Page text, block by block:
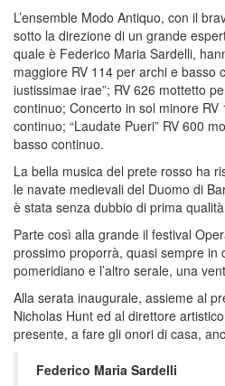
L’ensemble Modo Antiquo, con il
sotto la direzione di un grande
quale è Federico Maria Sardelli,
maggiore RV 114 per archi e basso
iustissimae irae”; RV 626 mottetto
continuo; Concerto in sol minore RV
continuo; “Laudate Pueri” RV 600
basso continuo.
La bella musica del prete rosso ha
le navate medievali del Duomo di
è stata senza dubbio di prima
Parte così alla grande il festival
prossimo proporrà, quasi sempre in
pomeridiano e l’altro serale, una
Alla serata inaugurale, assieme al
Nicholas Hunt ed al direttore
presente, a fare gli onori di casa,
Federico Maria Sardelli